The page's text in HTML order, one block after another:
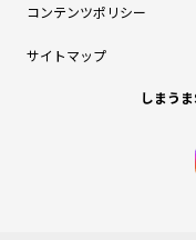
コンテンツポリシー
サイトマップ
しまう